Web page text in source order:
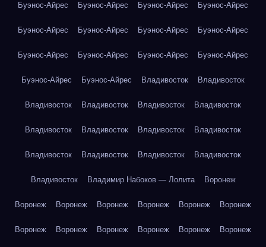
Буэнос-Айрес Буэнос-Айрес Буэнос-Айрес Буэнос-Айрес
Буэнос-Айрес Буэнос-Айрес Буэнос-Айрес Буэнос-Айрес
Буэнос-Айрес Буэнос-Айрес Буэнос-Айрес Буэнос-Айрес
Буэнос-Айрес Буэнос-Айрес Владивосток Владивосток
Владивосток Владивосток Владивосток Владивосток
Владивосток Владивосток Владивосток Владивосток
Владивосток Владивосток Владивосток Владивосток
Владивосток Владимир Набоков — Лолита Воронеж
Воронеж Воронеж Воронеж Воронеж Воронеж Воронеж
Воронеж Воронеж Воронеж Воронеж Воронеж Воронеж